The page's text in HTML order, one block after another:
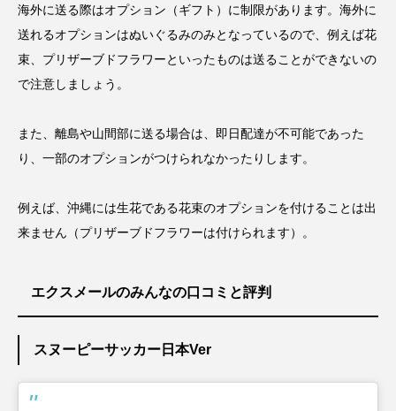
海外に送る際はオプション（ギフト）に制限があります。 海外に
送れるオプションはぬいぐるみのみとなっているので、例えば花
束、プリザーブドフラワーといったものは送ることができないの
で注意しましょう。
また、離島や山間部に送る場合は、即日配達が不可能であった
り、一部のオプションがつけられなかったりします。
例えば、沖縄には生花である花束のオプションを付けることは出
来ません（プリザーブドフラワーは付けられます）。
エクスメールのみんなの口コミと評判
スヌーピーサッカー日本Ver